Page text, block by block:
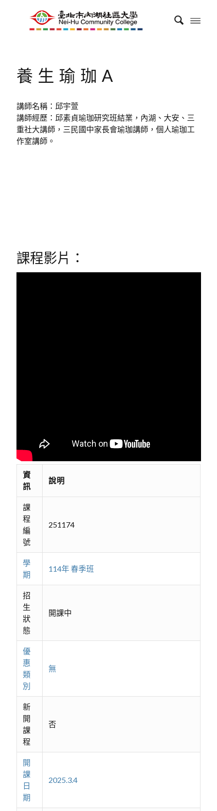
養生瑜珈A
講師名稱：邱宇萱
講師經歷：邱素貞瑜珈研究班結業，內湖、大安、三
重社大講師，三民國中家長會瑜珈講師，個人瑜珈工
作室講師。
課程影片：
資
訊
說明
課
程
編
號
251174
學
期
114年 春季班
招
生
狀
態
開課中
優
惠
類
別
無
新
開
課
程
否
開
課
日
期
2025.3.4